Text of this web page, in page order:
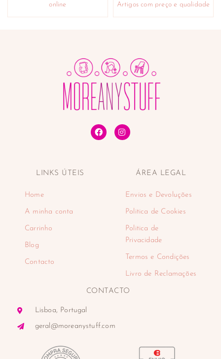
online
Artigos com preço e qualidade
LINKS ÚTEIS
Home
A minha conta
Carrinho
Blog
Contacto
ÁREA LEGAL
Envios e Devoluções
Politica de Cookies
Politica de
Privacidade
Termos e Condições
Livro de Reclamações
CONTACTO
Lisboa, Portugal
geral@moreanystuff.com